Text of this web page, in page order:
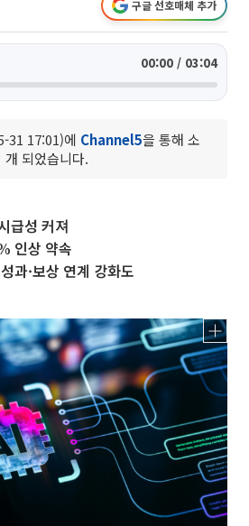
구글 선호매체 추가
00:00 / 03:04
31 17:01)에 Channel5을 통해 소
개 되었습니다.
급성 커져
인상 약속
과·보상 연계 강화도